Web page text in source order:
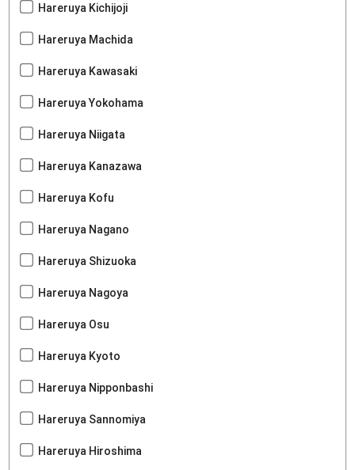
Hareruya Kichijoji
Hareruya Machida
Hareruya Kawasaki
Hareruya Yokohama
Hareruya Niigata
Hareruya Kanazawa
Hareruya Kofu
Hareruya Nagano
Hareruya Shizuoka
Hareruya Nagoya
Hareruya Osu
Hareruya Kyoto
Hareruya Nipponbashi
Hareruya Sannomiya
Hareruya Hiroshima